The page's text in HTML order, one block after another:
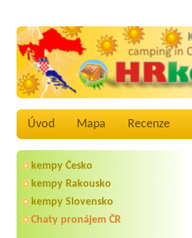
Úvod Mapa Recenze
kempy Česko
kempy Rakousko
kempy Slovensko
Chaty pronájem ČR